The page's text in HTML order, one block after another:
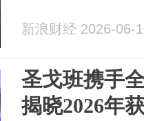
新浪财经 2026-06-
圣戈班携手
揭晓2026年